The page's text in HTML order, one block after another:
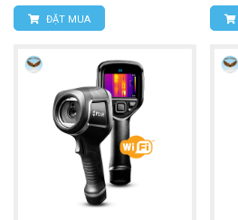
tủ điện phân phối, kiểm tra
thiết bị cơ khí, kiểm tra
nhà & HVAC...
Thông tin liên hệ:
CÔNG TY TNHH THIẾT
HÙNG NGUYÊN
ĐẶT MUA